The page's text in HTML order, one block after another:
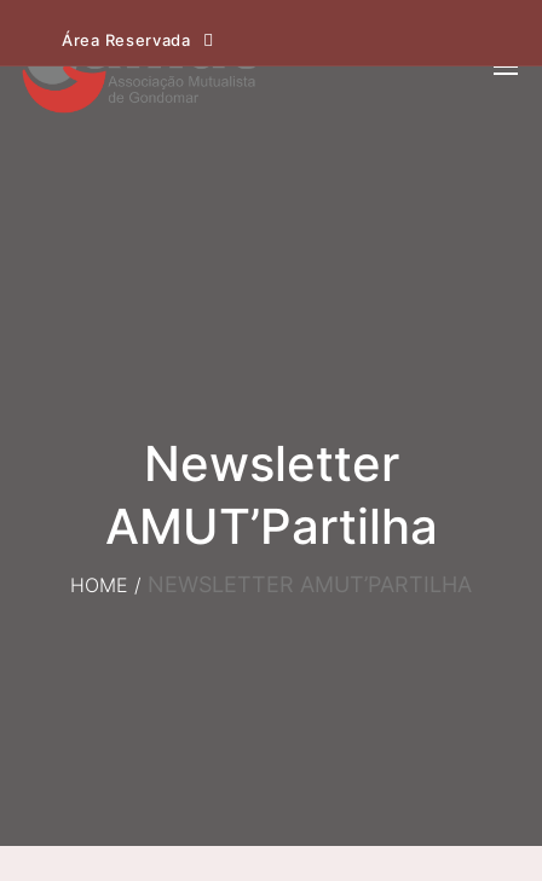
Área Reservada
Newsletter
AMUT’Partilha
HOME / NEWSLETTER AMUT’PARTILHA